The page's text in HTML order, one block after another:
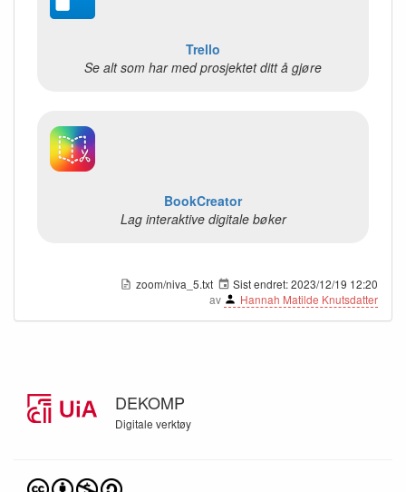
Trello
Se alt som har med prosjektet ditt å gjøre
BookCreator
Lag interaktive digitale bøker
zoom/niva_5.txt Sist endret:2023/12/19 12:20
av
Hannah Matilde Knutsdatter
DEKOMP
Digitale verktøy